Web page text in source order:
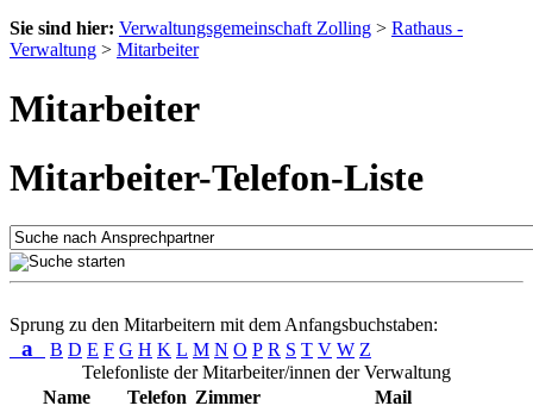
Sie sind hier: Verwaltungsgemeinschaft Zolling > Rathaus -
Verwaltung > Mitarbeiter
Mitarbeiter
Mitarbeiter-Telefon-Liste
Sprung zu den Mitarbeitern mit dem Anfangsbuchstaben:
a B D E F G H K L M N O P R S T V W Z
Telefonliste der Mitarbeiter/innen der Verwaltung
Name
Telefon Zimmer
Mail